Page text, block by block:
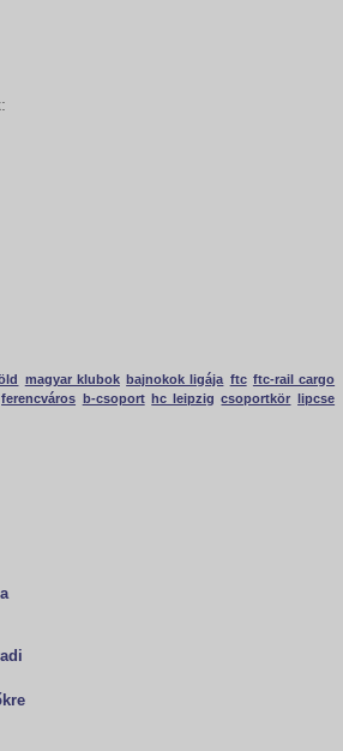
magyar klubok bajnokok ligája ftc ftc-rail cargo
ferencváros b-csoport hc leipzig csoportkör
lipcse